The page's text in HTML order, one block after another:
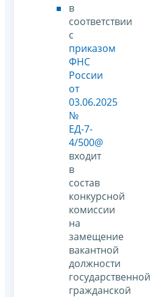
в
соответствии
с
приказом
ФНС
России
от
03.06.2025
№
ЕД-7-
4/500@
входит
в
состав
конкурсной
комиссии
на
замещение
вакантной
должности
государственной
гражданской